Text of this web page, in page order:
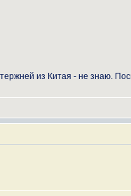
из Китая - не знаю.